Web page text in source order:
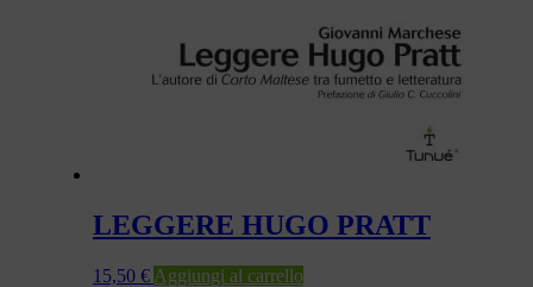
LEGGERE HUGO PRATT
15,50 € Aggiungi al carrello